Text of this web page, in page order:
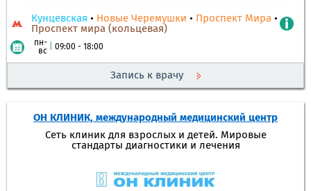
Кунцевская • Новые Черемушки • Проспект Мира •
Проспект мира (кольцевая)
пн-
вс
09:00 - 18:00
Запись к врачу
ОН КЛИНИК, международный медицинский центр
Сеть клиник для взрослых и детей. Мировые
стандарты диагностики и лечения